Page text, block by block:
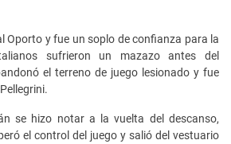
Oporto y fue un soplo de confianza para la
sufrieron un mazazo antes del
el terreno de juego lesionado y fue
se hizo notar a la vuelta del descanso,
el control del juego y salió del vestuario